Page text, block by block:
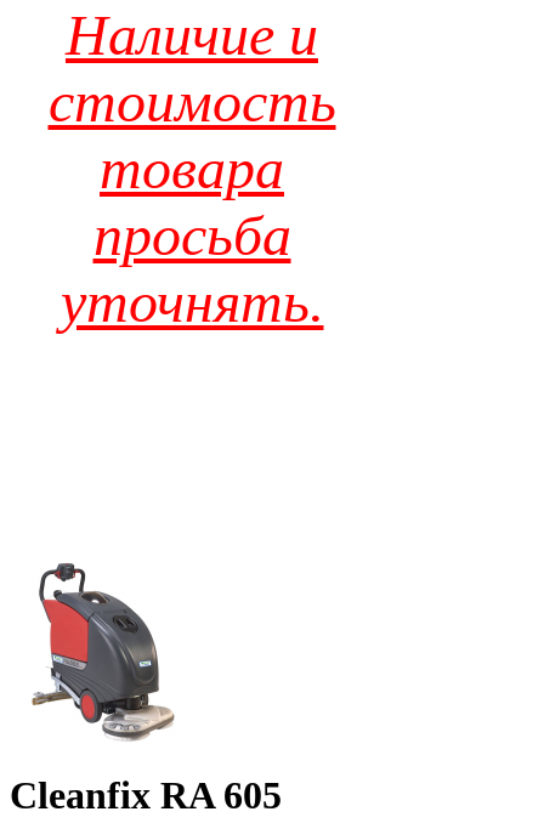
Наличие и
стоимость
товара
просьба
уточнять.
Cleanfix RA 605